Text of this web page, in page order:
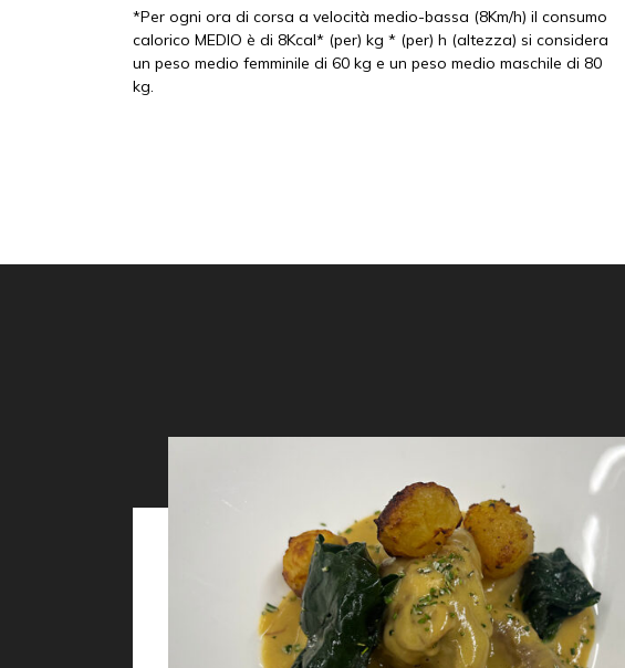
*Per ogni ora di corsa a velocità medio-bassa (8Km/h) il consumo
calorico MEDIO è di 8Kcal* (per) kg * (per) h (altezza) si considera
un peso medio femminile di 60 kg e un peso medio maschile di 80
kg.